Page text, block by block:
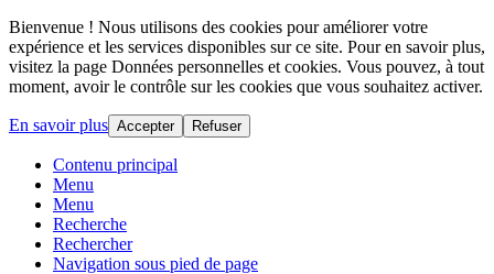
Bienvenue ! Nous utilisons des cookies pour améliorer votre
expérience et les services disponibles sur ce site. Pour en savoir plus,
visitez la page Données personnelles et cookies. Vous pouvez, à tout
moment, avoir le contrôle sur les cookies que vous souhaitez activer.
En savoir plus Accepter Refuser
Contenu principal
Menu
Menu
Recherche
Rechercher
Navigation sous pied de page